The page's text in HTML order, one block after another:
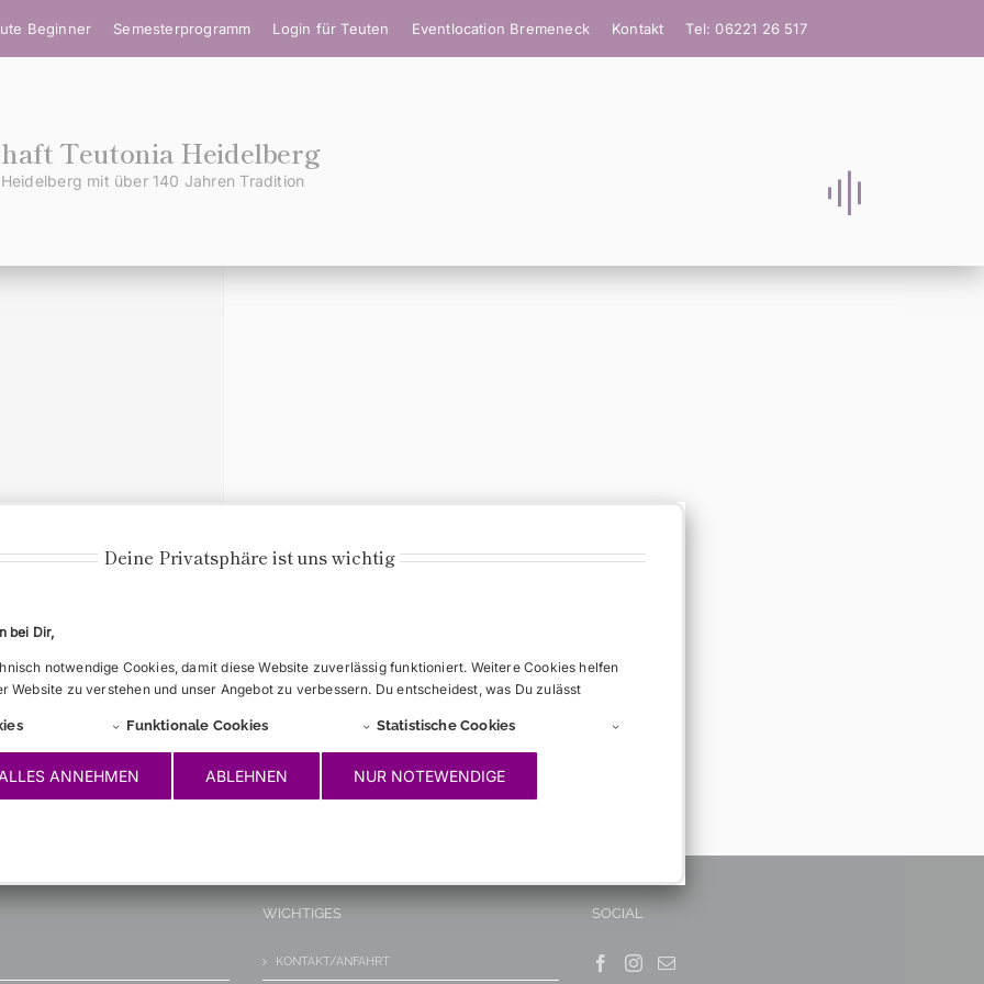
Beginner Semesterprogramm Login für Teuten Eventlocation Bremeneck Kontakt Tel: 06221 26 517
Teutonia Heidelberg
mit über 140 Jahren Tradition
mit stumpfer Klinge
Einmal pro
WICHTIGES
KONTAKT/ANFAHRT
SOCIAL
Deine Privatsphäre ist uns wichtig
bei Dir,
notwendige Cookies, damit diese Website zuverlässig funktioniert. Weitere Cookies helfen
Website zu verstehen und unser Angebot zu verbessern. Du entscheidest, was Du zulässt
Funktionale Cookies Statistische Cookies
ANNEHMEN ABLEHNEN NUR NOTEWENDIGE